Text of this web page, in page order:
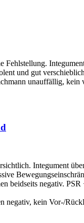
Fehlstellung.
und gut
unauffällig,
Integument
beidseits negativ.
negativ, kein Vor-/